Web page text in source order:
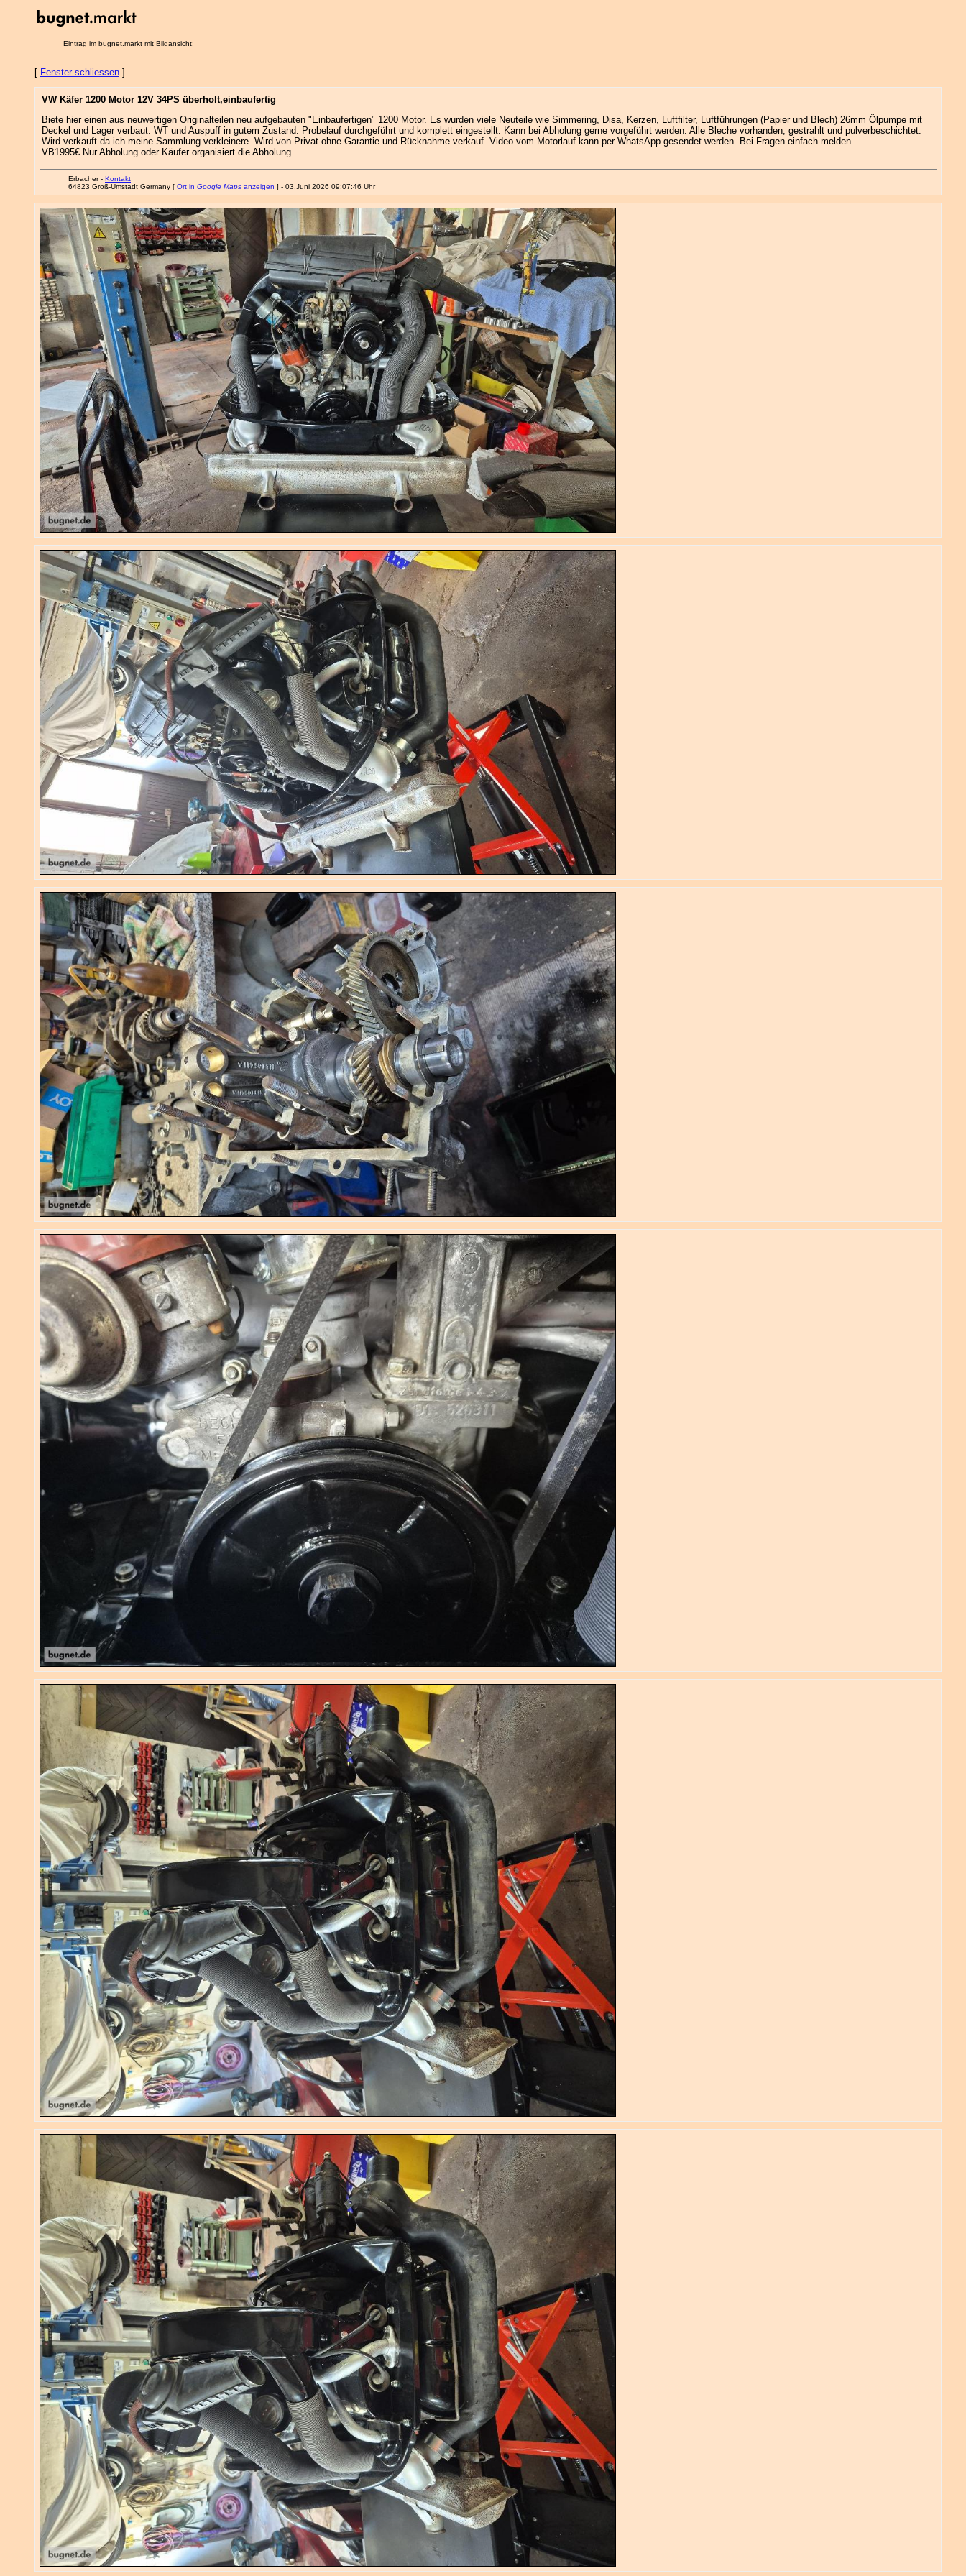
Eintrag im bugnet.markt mit Bildansicht:
[ Fenster schliessen ]
VW Käfer 1200 Motor 12V 34PS überholt,einbaufertig
Biete hier einen aus neuwertigen Originalteilen neu aufgebauten "Einbaufertigen" 1200 Motor. Es wurden viele Neuteile wie Simmering, Disa, Kerzen, Luftfilter, Luftführungen (Papier und Blech) 26mm Ölpumpe mit
Deckel und Lager verbaut. WT und Auspuff in gutem Zustand. Probelauf durchgeführt und komplett eingestellt. Kann bei Abholung gerne vorgeführt werden. Alle Bleche vorhanden, gestrahlt und pulverbeschichtet.
Wird verkauft da ich meine Sammlung verkleinere. Wird von Privat ohne Garantie und Rücknahme verkauf. Video vom Motorlauf kann per WhatsApp gesendet werden. Bei Fragen einfach melden.
VB1995€ Nur Abholung oder Käufer organisiert die Abholung.
Erbacher - Kontakt
64823 Groß-Umstadt Germany [ Ort in Google Maps anzeigen ] - 03.Juni 2026 09:07:46 Uhr